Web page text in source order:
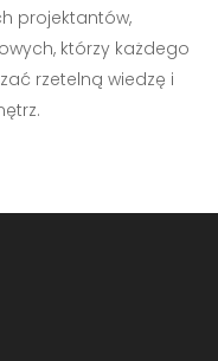
projektantów,
którzy każdego
rzetelną wiedzę i